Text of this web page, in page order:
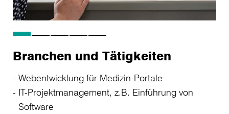
Branchen und Tätigkeiten
Webentwicklung für Medizin-Portale
IT-Projektmanagement, z.B. Einführung von
Software